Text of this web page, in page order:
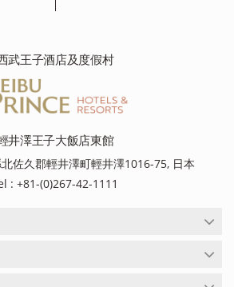
武王子酒店及度假村
井澤王子大飯店東館
佐久郡輕井澤町輕井澤1016-75, 日本
: +81-(0)267-42-1111